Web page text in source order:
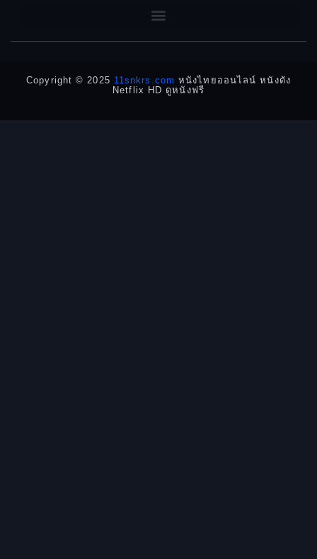
DC
Detective
Detective สืบสวน
Copyright © 2025 11snkrs.com หนังไทยออนไลน์ หนังดัง
Netflix HD ดูหนังฟรี